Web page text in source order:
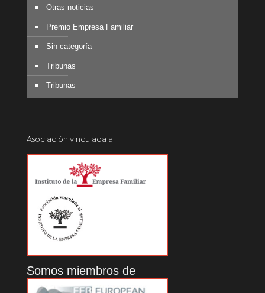
Otras noticias
Premio Empresa Familiar
Sin categoría
Tribunas
Tribunas
Asociación vinculada a
Somos miembros de